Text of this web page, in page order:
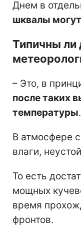
Днем в
шквалы
Типичны ли
– Это, в
после таких
температуры.
В атмосфере
влаги,
То есть
мощных
время
фронтов.